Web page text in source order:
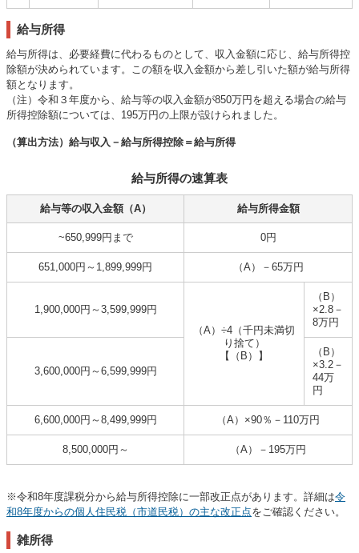
給与所得
給与所得は、必要経費に代わるものとして、収入金額に応じ、給与所得控
除額が決められています。この額を収入金額から差し引いた額が給与所得
額となります。
（注）令和３年度から、給与等の収入金額が850万円を超える場合の給与
所得控除額については、195万円の上限が設けられました。
（算出方法）給与収入－給与所得控除＝給与所得
給与所得の速算表
給与等の収入金額（A） 給与所得金額
~650,999円まで 0円
651,000円～1,899,999円 （A）－65万円
1,900,000円～3,599,999円
（A）÷4（千円未満切
り捨て）
【（B）】
（B）
×2.8－
8万円
3,600,000円～6,599,999円
（B）
×3.2－
44万
円
6,600,000円～8,499,999円 （A）×90％－110万円
8,500,000円～ （A）－195万円
※令和8年度課税分から給与所得控除に一部改正点があります。詳細は令
和8年度からの個人住民税（市道民税）の主な改正点をご確認ください。
雑所得